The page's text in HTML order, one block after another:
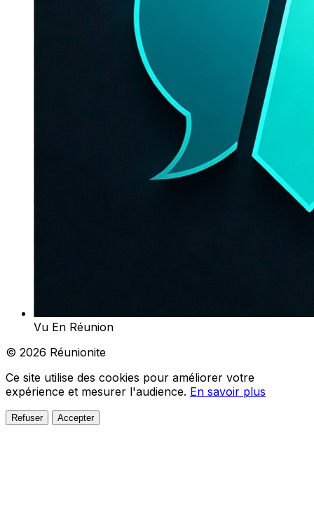
Vu En Réunion
© 2026 Réunionite
Ce site utilise des cookies pour améliorer votre
expérience et mesurer l'audience. En savoir plus
Refuser Accepter